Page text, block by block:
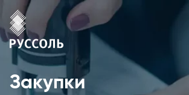
Закупки